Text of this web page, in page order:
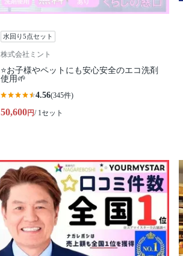
水回り5点セット
株式会社ミント
⭐️お子様やペットにも安心安全のエコ洗剤
使用🌱
4.56(345件)
50,600円/ 1セット